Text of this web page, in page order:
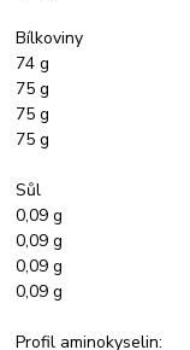
Bílkoviny
74 g
75 g
75 g
75 g
Sůl
0,09 g
0,09 g
0,09 g
0,09 g
Profil aminokyselin: